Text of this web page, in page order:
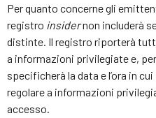
Per quanto concerne gli
registro insidernon includerà
distinte. Il registro riporterà
a informazioni privilegiate e,
specificherà la data e l’ora in
regolare a informazioni
accesso.